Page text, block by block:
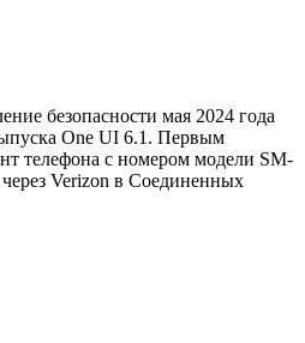
безопасности мая 2024 года
One UI 6.1. Первым
телефона с номером модели SM-
Verizon в Соединенных